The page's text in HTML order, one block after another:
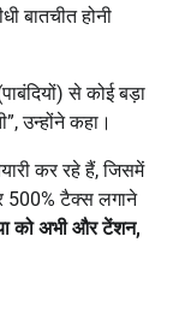
बातचीत होनी
से कोई बड़ा
उन्होंने कहा।
कर रहे हैं, जिसमें
500% टैक्स लगाने
को अभी और टेंशन,